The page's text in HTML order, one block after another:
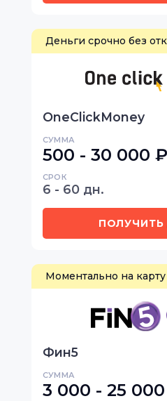
Деньги срочно без
OneClickMoney
СУММА
500 - 30 000 ₽
СРОК
6 - 60 дн.
ПОЛУЧИТЬ
Моментально на карту
Фин5
СУММА
3 000 - 25